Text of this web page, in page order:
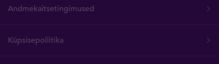
Andmekaitsetingimused
Küpsisepoliitika